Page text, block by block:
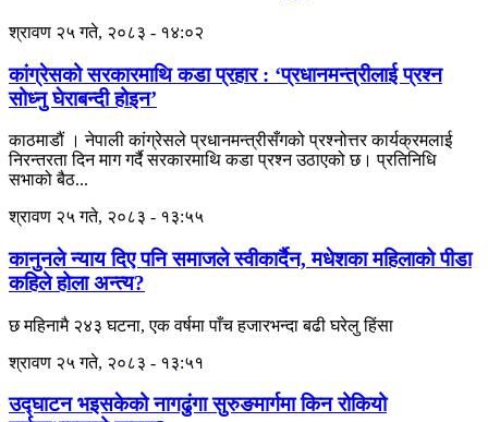
श्रावण २५ गते, २०८३ - १४:०२
कांग्रेसको सरकारमाथि कडा प्रहार : ‘प्रधानमन्त्रीलाई प्रश्न
सोध्नु घेराबन्दी होइन’
काठमाडौं । नेपाली कांग्रेसले प्रधानमन्त्रीसँगको प्रश्नोत्तर कार्यक्रमलाई
निरन्तरता दिन माग गर्दै सरकारमाथि कडा प्रश्न उठाएको छ। प्रतिनिधि
सभाको बैठ...
श्रावण २५ गते, २०८३ - १३:५५
कानुनले न्याय दिए पनि समाजले स्वीकार्दैन, मधेशका महिलाको पीडा
कहिले होला अन्त्य?
छ महिनामै २४३ घटना, एक वर्षमा पाँच हजारभन्दा बढी घरेलु हिंसा
श्रावण २५ गते, २०८३ - १३:५१
उद्घाटन भइसकेको नागढुंगा सुरुङमार्गमा किन रोकियो